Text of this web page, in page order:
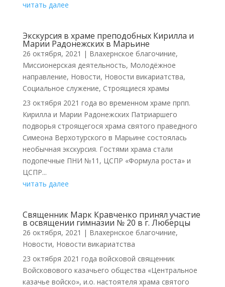
читать далее
Экскурсия в храме преподобных Кирилла и
Марии Радонежских в Марьине
26 октября, 2021 | Влахернское благочиние,
Миссионерская деятельность, Молодёжное
направление, Новости, Новости викариатства,
Социальное служение, Строящиеся храмы
23 октября 2021 года во временном храме прпп.
Кирилла и Марии Радонежских Патриаршего
подворья строящегося храма святого праведного
Симеона Верхотурского в Марьине состоялась
необычная экскурсия. Гостями храма стали
подопечные ПНИ №11, ЦСПР «Формула роста» и
ЦСПР...
читать далее
Священник Марк Кравченко принял участие
в освящении гимназии № 20 в г. Люберцы
26 октября, 2021 | Влахернское благочиние,
Новости, Новости викариатства
23 октября 2021 года войсковой священник
Войсковового казачьего общества «Центральное
казачье войско», и.о. настоятеля храма святого